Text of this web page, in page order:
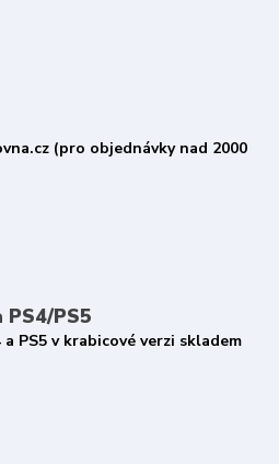
(pro objednávky nad 2000
PS5
PS5 v krabicové verzi skladem